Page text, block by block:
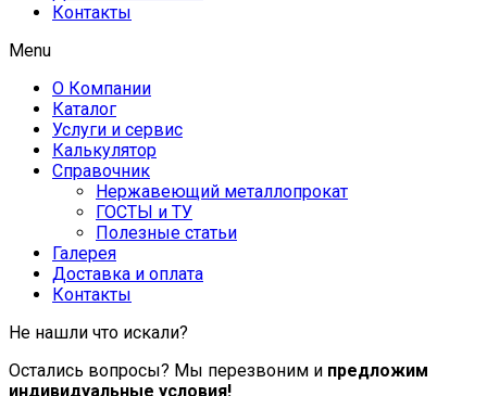
Контакты
Menu
О Компании
Каталог
Услуги и сервис
Калькулятор
Справочник
Нержавеющий металлопрокат
ГОСТЫ и ТУ
Полезные статьи
Галерея
Доставка и оплата
Контакты
Не нашли что искали?
Остались вопросы? Мы перезвоним и предложим
индивидуальные условия!